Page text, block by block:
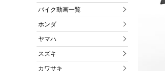
バイク動画一覧
ホンダ
ヤマハ
スズキ
カワサキ